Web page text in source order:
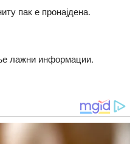
пак е пронајдена.
лажни информации.